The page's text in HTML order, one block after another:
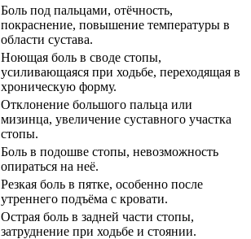
Боль под пальцами, отёчность,
покраснение, повышение температуры в
области сустава.
Ноющая боль в своде стопы,
усиливающаяся при ходьбе, переходящая в
хроническую форму.
Отклонение большого пальца или
мизинца, увеличение суставного участка
стопы.
Боль в подошве стопы, невозможность
опираться на неё.
Резкая боль в пятке, особенно после
утреннего подъёма с кровати.
Острая боль в задней части стопы,
затруднение при ходьбе и стоянии.